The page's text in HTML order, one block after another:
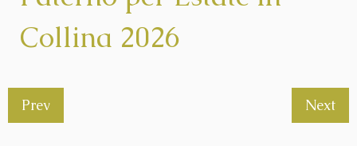
Collina 2026
Prev Next